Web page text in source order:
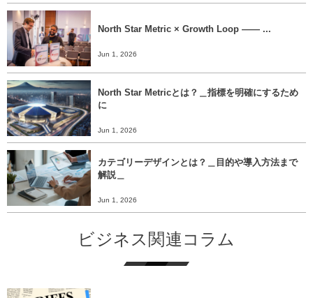
North Star Metric × Growth Loop ―― ...
Jun 1, 2026
North Star Metricとは？＿指標を明確にするため
に
Jun 1, 2026
カテゴリーデザインとは？＿目的や導入方法まで
解説＿
Jun 1, 2026
ビジネス関連コラム